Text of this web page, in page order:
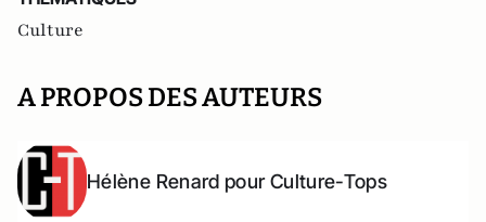
Culture
A PROPOS DES AUTEURS
Hélène Renard pour Culture-Tops